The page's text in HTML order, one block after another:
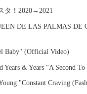
タ！2020→2021
DE LAS PALMAS DE
Baby" (Official Video)
Years & Years “A Second
"Constant Craving